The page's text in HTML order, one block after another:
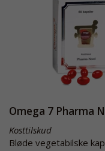
Omega 7 Pharma
Kosttilskud
Bløde vegetabilske